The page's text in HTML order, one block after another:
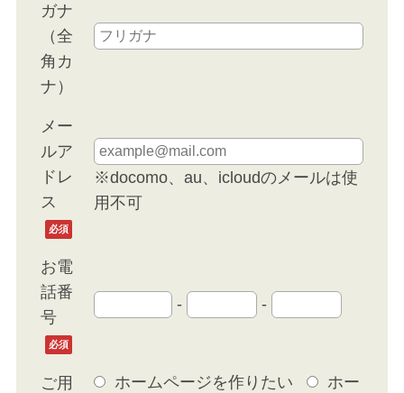
ガナ
（全
角カ
ナ）
メー
ルア
ドレ
ス
必須
※docomo、au、icloudのメールは使
用不可
お電
話番
号
必須
- -
ご用
ホームページを作りたい
ホー